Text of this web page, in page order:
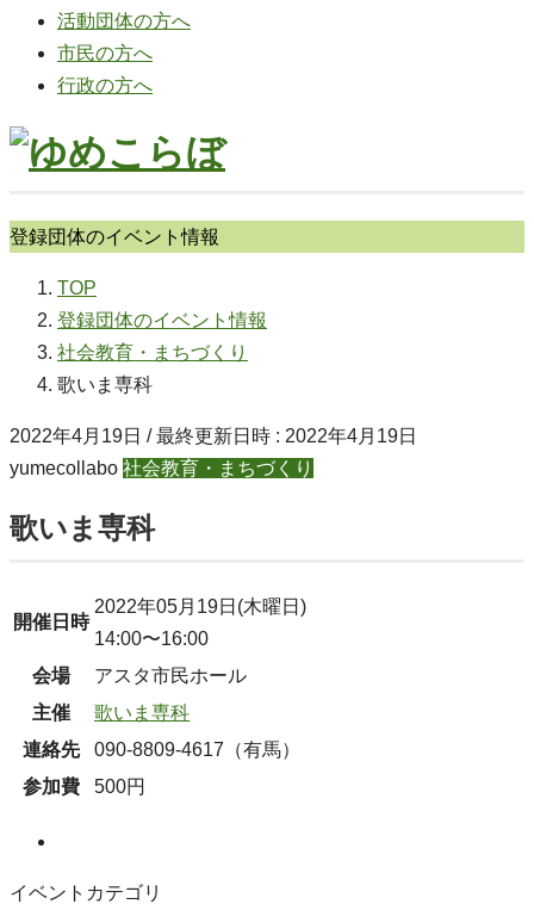
活動団体の方へ
市民の方へ
行政の方へ
登録団体のイベント情報
TOP
登録団体のイベント情報
社会教育・まちづくり
歌いま専科
2022年4月19日 / 最終更新日時 : 2022年4月19日
yumecollabo 社会教育・まちづくり
歌いま専科
開催日時
2022年05月19日(木曜日)
14:00〜16:00
会場
アスタ市民ホール
主催
歌いま専科
連絡先
090-8809-4617（有馬）
参加費
500円
イベントカテゴリ